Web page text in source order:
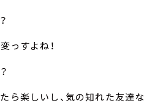
っすよね！
ら楽しいし、気の知れた友達な